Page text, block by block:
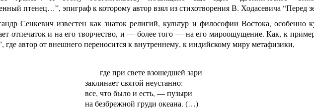
птенец…”, эпиграф к которому автор взял из стихотворения В. Ходасевича “Перед
Сенкевич известен как знаток религий, культур и философии Востока,
отпечаток и на его творчество, и — более того — на его мироощущение. Как, к
где автор от внешнего переносится к внутреннему, к индийскому миру метафизики,
где при свете взошедшей зари
заклинает святой неустанно:
все, что было и есть, — пузыри
на безбрежной груди океана. (…)